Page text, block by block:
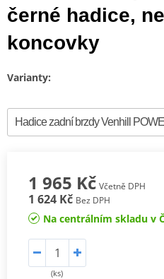
černé hadice,
koncovky
Varianty:
1 965 Kč Včetně DPH
1 624 Kč Bez DPH
Na centrálním skladu v
(ks)